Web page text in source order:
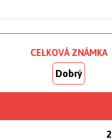
CELKOVÁ ZNÁMKA
Dobrý
2